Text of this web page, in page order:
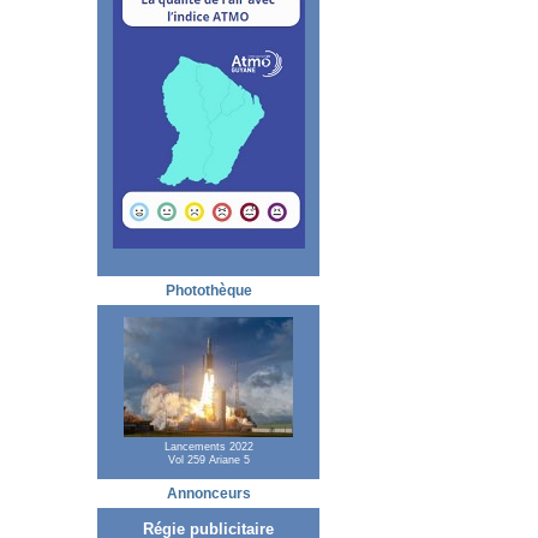
Photothèque
Lancements 2022
Vol 259 Ariane 5
Annonceurs
Régie publicitaire